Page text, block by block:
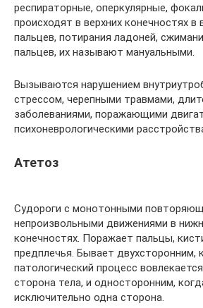
респираторные, оперкулярные,
происходят в верхних конечностях в
пальцев, потирания ладоней,
пальцев, их называют мануальными.
Вызываются нарушением
стрессом, черепными травмами,
заболеваниями, поражающими
психоневрологическими
Атетоз
Судороги с монотонными
непроизвольными движениями в
конечностях. Поражает пальцы,
предплечья. Бывает двухсторонним,
патологический процесс
сторона тела, и односторонним,
исключительно одна сторона.